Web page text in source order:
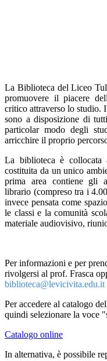
La Biblioteca del Liceo
promuovere il piacere
critico attraverso lo studio.
sono a disposizione di
particolar modo degli
arricchire il proprio
La biblioteca è
costituita da un unico
prima area contiene gli
librario (compreso tra i
invece pensata come
le classi e la comunità
materiale audiovisivo,
Per informazioni e per
rivolgersi al prof. Frasca
biblioteca@levicivita.edu.it
Per accedere al catalogo
quindi selezionare la voce
Catalogo online
In alternativa, è possibile